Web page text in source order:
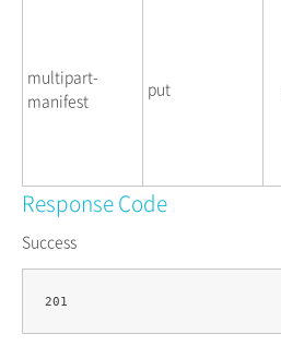
multipart-
manifest
put
Response Code
Success